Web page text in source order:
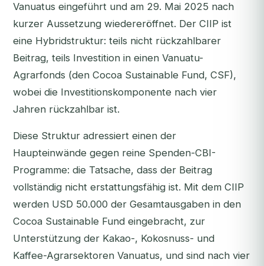
Vanuatus eingeführt und am 29. Mai 2025 nach
kurzer Aussetzung wiedereröffnet. Der CIIP ist
eine Hybridstruktur: teils nicht rückzahlbarer
Beitrag, teils Investition in einen Vanuatu-
Agrarfonds (den Cocoa Sustainable Fund, CSF),
wobei die Investitionskomponente nach vier
Jahren rückzahlbar ist.
Diese Struktur adressiert einen der
Haupteinwände gegen reine Spenden-CBI-
Programme: die Tatsache, dass der Beitrag
vollständig nicht erstattungsfähig ist. Mit dem CIIP
werden USD 50.000 der Gesamtausgaben in den
Cocoa Sustainable Fund eingebracht, zur
Unterstützung der Kakao-, Kokosnuss- und
Kaffee-Agrarsektoren Vanuatus, und sind nach vier